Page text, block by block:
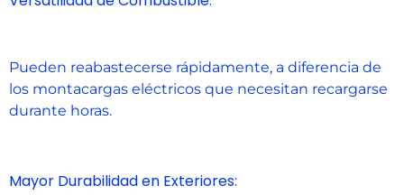
Pueden reabastecerse rápidamente, a diferencia de
los montacargas eléctricos que necesitan recargarse
durante horas.
Mayor Durabilidad en Exteriores: